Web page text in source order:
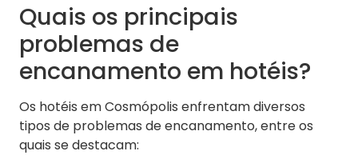
Quais os principais
problemas de
encanamento em hotéis?
Os hotéis em Cosmópolis enfrentam diversos
tipos de problemas de encanamento, entre os
quais se destacam: